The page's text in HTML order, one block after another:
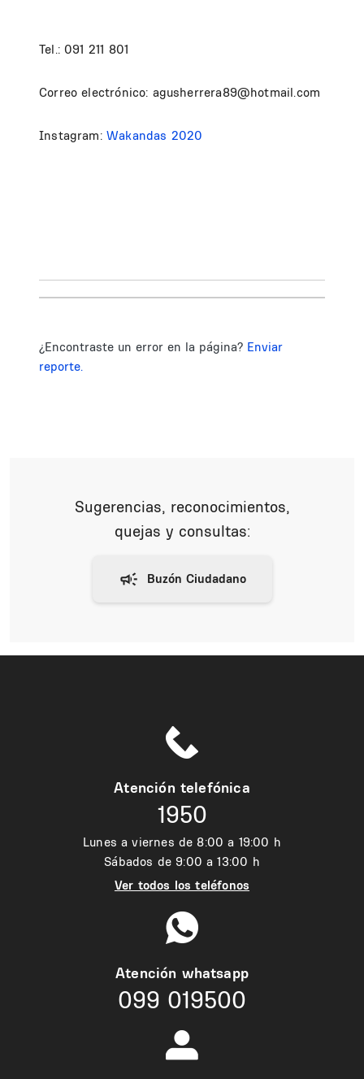
Tel.: 091 211 801
Correo electrónico: agusherrera89@hotmail.com
Instagram: Wakandas 2020
¿Encontraste un error en la página? Enviar
reporte.
Sugerencias, reconocimientos,
quejas y consultas:
Atención telefónica
1950
Lunes a viernes de 8:00 a 19:00 h
Sábados de 9:00 a 13:00 h
Ver todos los teléfonos
Atención whatsapp
099 019500